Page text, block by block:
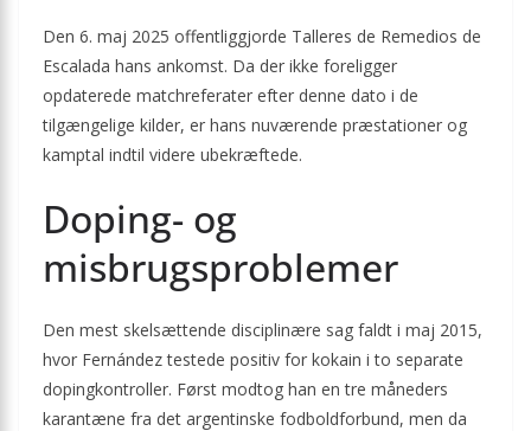
Den 6. maj 2025 offentliggjorde Talleres de Remedios de
Escalada hans ankomst. Da der ikke foreligger
opdaterede matchreferater efter denne dato i de
tilgængelige kilder, er hans nuværende præstationer og
kamptal indtil videre ubekræftede.
Doping- og
misbrugsproblemer
Den mest skelsættende disciplinære sag faldt i maj 2015,
hvor Fernández testede positiv for kokain i to separate
dopingkontroller. Først modtog han en tre måneders
karantæne fra det argentinske fodboldforbund, men da